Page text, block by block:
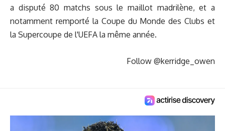
a disputé 80 matchs sous le maillot madrilène, et a
notamment remporté la Coupe du Monde des Clubs et
la Supercoupe de l'UEFA la même année.
Follow @kerridge_owen